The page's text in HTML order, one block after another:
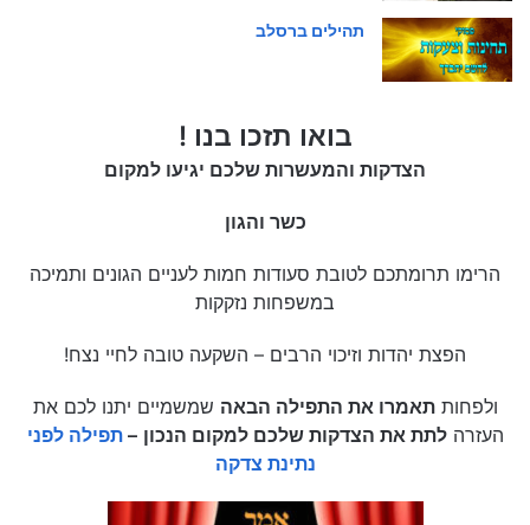
תהילים ברסלב
בואו תזכו בנו !
הצדקות והמעשרות שלכם יגיעו למקום
כשר והגון
הרימו תרומתכם לטובת סעודות חמות לעניים הגונים ותמיכה
במשפחות נזקקות
הפצת יהדות וזיכוי הרבים – השקעה טובה לחיי נצח!
ולפחותתאמרו את התפילה הבאה שמשמיים יתנו לכם את
העזרהלתת את הצדקות שלכם למקום הנכון –תפילה לפני
נתינת צדקה